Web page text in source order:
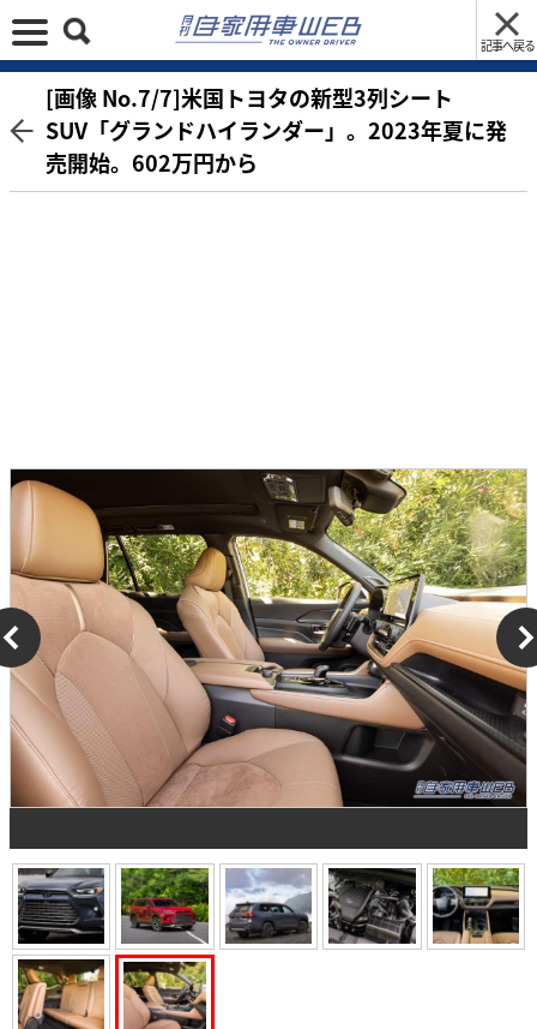
記事へ戻る
[画像 No.7/7]米国トヨタの新型3列シート
SUV「グランドハイランダー」。2023年夏に発
売開始。602万円から